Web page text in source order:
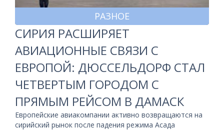
РАЗНОЕ
СИРИЯ РАСШИРЯЕТ
АВИАЦИОННЫЕ СВЯЗИ С
ЕВРОПОЙ: ДЮССЕЛЬДОРФ СТАЛ
ЧЕТВЕРТЫМ ГОРОДОМ С
ПРЯМЫМ РЕЙСОМ В ДАМАСК
Европейские авиакомпании активно возвращаются на
сирийский рынок после падения режима Асада